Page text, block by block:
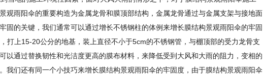
景观雨阳伞的重要构造为金属龙骨和膜顶部结构，金属龙骨通过与金属支架与接地面
固的关键，我们通常可以通过增长不锈钢柱的体例来增长膜结构景观雨阳伞的牢固
打上15-20公分的地基，装上直径不小于5cm的不锈钢管，与棚顶部的受力龙骨支
以通过替换韧性和光洁度更高的膜布材料，来降低受到大风和大雨的阻力，变相的
我们还有同一个小技巧来增长膜结构景观雨阳伞的牢固度，由于膜结构景观雨阳伞